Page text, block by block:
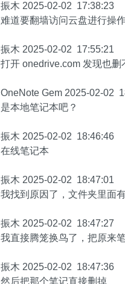
振木 2025-02-02 17:38:23
难道要翻墙访问云盘进行操
振木 2025-02-02 17:55:21
打开 onedrive.com 发现也删
OneNote Gem 2025-02-02
是本地笔记本吧？
振木 2025-02-02 18:46:46
在线笔记本
振木 2025-02-02 18:47:01
我找到原因了，文件夹里面
振木 2025-02-02 18:47:27
我直接腾笼换鸟了，把原来
振木 2025-02-02 18:47:36
然后把那个笔记直接删掉